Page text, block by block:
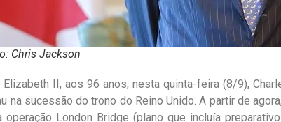
Chris Jackson
II, aos 96 anos, nesta quinta-feira (8/9),
na sucessão do trono do Reino Unido. A partir de
London Bridge (plano que incluía